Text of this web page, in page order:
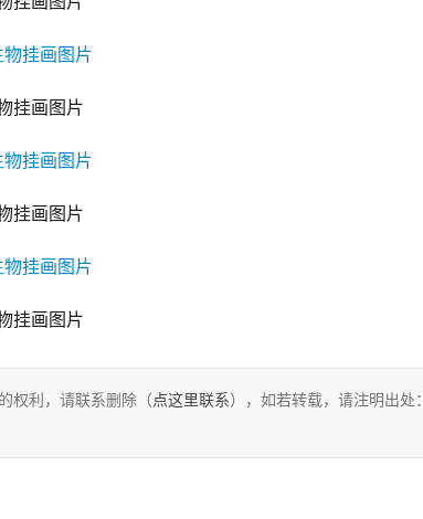
挂画图片
挂画图片
挂画图片
权利，请联系删除（点这里联系），如若转载，请注明出处：